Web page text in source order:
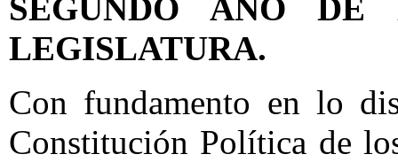
SEGUNDO AÑO
LEGISLATURA.
Con fundamento en lo
Constitución Política de